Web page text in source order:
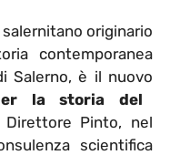
salernitano originario
contemporanea
Salerno, è il nuovo
la storia del
Pinto, nel
scientifica